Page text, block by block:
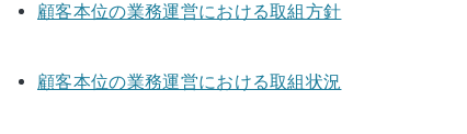
顧客本位の業務運営における取組方針
顧客本位の業務運営における取組状況